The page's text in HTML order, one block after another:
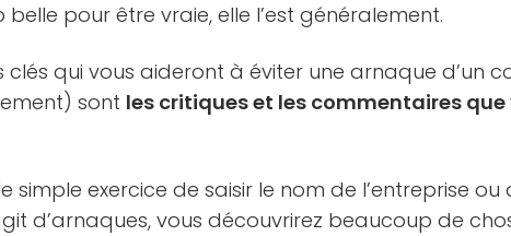
belle pour être vraie, elle l’est généralement.
clés qui vous aideront à éviter une arnaque d’un
sont les critiques et les commentaires que
simple exercice de saisir le nom de l’entreprise
d’arnaques, vous découvrirez beaucoup de